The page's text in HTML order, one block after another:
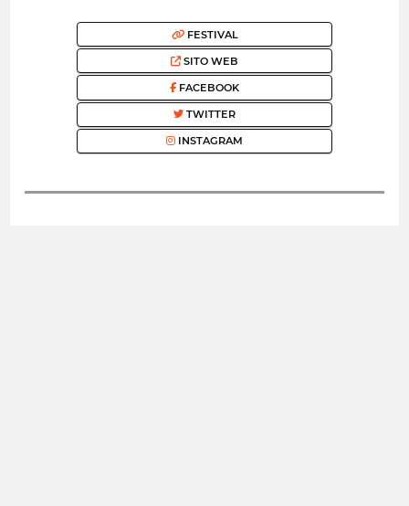
FESTIVAL
SITO WEB
FACEBOOK
TWITTER
INSTAGRAM